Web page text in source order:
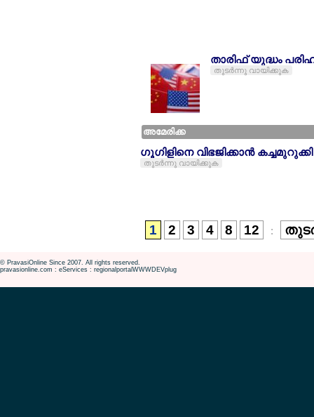
താരിഫ് യുദ്ധം
തുടര്‍ന്നു വായിക്കുക
അമേരിക്ക
ഗൂഗിളിനെ വിഭജിക്കാന്‍
തുടര്‍ന്നു വായിക്കുക
1 2 3 4 8 12 :
© PravasiOnline Since 2007. All rights reserved.
pravasionline.com : eServices : regionalportalWWWDEVplug